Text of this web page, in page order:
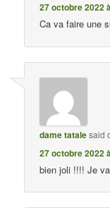
27 octobre 2022
Ca va faire une
dame tatalesaid
27 octobre 2022
bien joli !!!! Je